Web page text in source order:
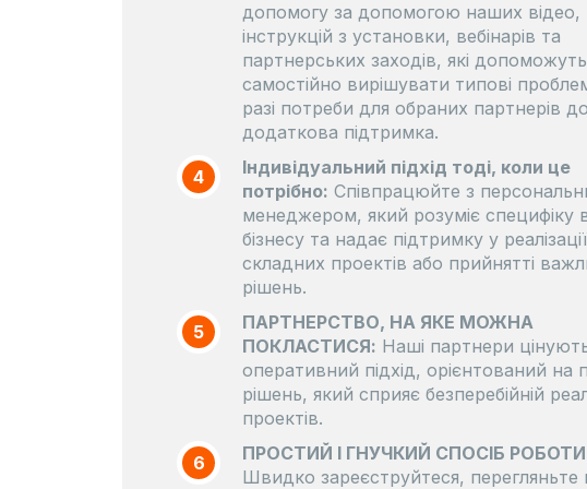
допомогу за допомогою наших відео,
інструкцій з установки, вебінарів та
партнерських заходів, які
самостійно вирішувати типові
разі потреби для обраних партнерів
додаткова підтримка.
4
Індивідуальний підхід тоді, коли це
потрібно: Співпрацюйте з
менеджером, який розуміє специфіку
бізнесу та надає підтримку у реалізації
складних проектів або прийнятті
рішень.
5
ПАРТНЕРСТВО, НА ЯКЕ МОЖНА
ПОКЛАСТИСЯ: Наші партнери
оперативний підхід, орієнтований на
рішень, який сприяє безперебійній
проектів.
6
ПРОСТИЙ І ГНУЧКИЙ СПОСІБ
Швидко зареєструйтеся, перегляньте